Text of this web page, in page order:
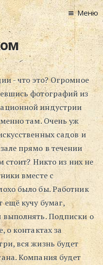
Главная
Новости
Графоманство
* Автотекст
*
* Хронограф
Арт-Рецензии
* Слушать
* Смотреть
* Читать
* По жизни
Блог
⋅
Поиск
Меню
- что это? Огромное
фотографий из
индустрии
там. Очень уж
садов и
прямо в течении
стоит? Никто из них не
вместе с
было бы. Работник
ещё кучу бумаг,
Подписки о
о контактах за
вся жизнь будет
Компания будет